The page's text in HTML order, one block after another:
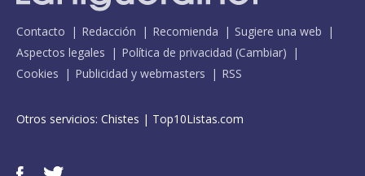
Contacto Redacción Recomienda
Sugiere una web
Aspectos legales
Política de privacidad (Cambiar)
Cookies
Publicidad y webmasters RSS
Otros servicios: Chistes | Top10Listas.com